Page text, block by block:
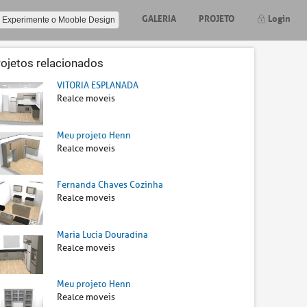
Experimente o Mooble Design GALERIA PROJETO Login
relacionados
VITORIA ESPLANADA
Realce moveis
Meu projeto Henn
Realce moveis
Fernanda Chaves Cozinha
Realce moveis
Maria Lucia Douradina
Realce moveis
Meu projeto Henn
Realce moveis